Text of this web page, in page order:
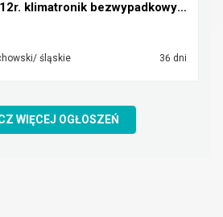
Mini Countryman 12r. klimatronik bezwypadkowy Cz-w...
śląskie 36 dni
WIĘCEJ OGŁOSZEŃ